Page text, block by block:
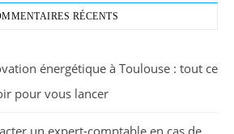
RÉCENTS
énergétique à Toulouse : tout ce
pour vous lancer